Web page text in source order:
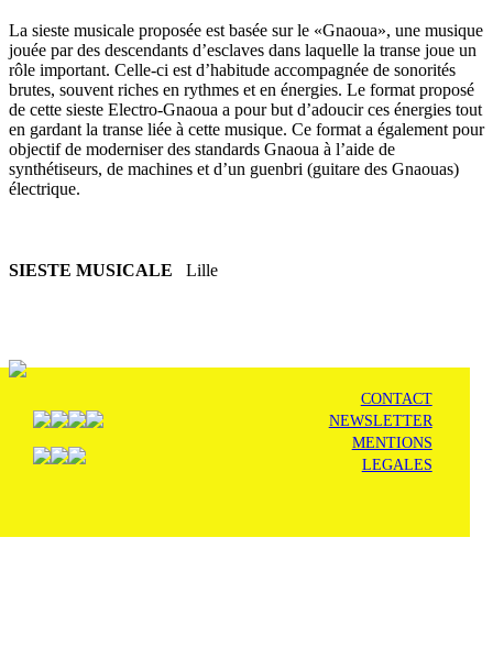
La sieste musicale proposée est basée sur le «Gnaoua», une musique
jouée par des descendants d’esclaves dans laquelle la transe joue un
rôle important. Celle-ci est d’habitude accompagnée de sonorités
brutes, souvent riches en rythmes et en énergies. Le format proposé
de cette sieste Electro-Gnaoua a pour but d’adoucir ces énergies tout
en gardant la transe liée à cette musique. Ce format a également pour
objectif de moderniser des standards Gnaoua à l’aide de
synthétiseurs, de machines et d’un guenbri (guitare des Gnaouas)
électrique.
SIESTE MUSICALE Lille
CONTACT
NEWSLETTER
MENTIONS
LEGALES